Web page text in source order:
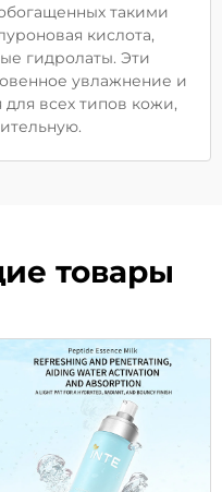
такими
кислота,
гидролаты. Эти
увлажнение и
всех типов кожи,
товары